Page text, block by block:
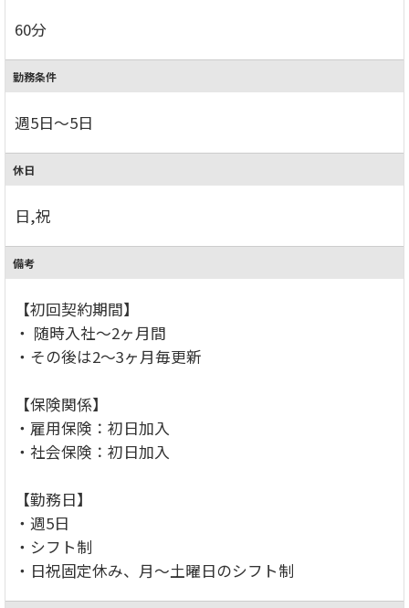
60分
勤務条件
週5日～5日
休日
日,祝
備考
【初回契約期間】
・ 随時入社～2ヶ月間
・その後は2～3ヶ月毎更新
【保険関係】
・雇用保険：初日加入
・社会保険：初日加入
【勤務日】
・週5日
・シフト制
・日祝固定休み、月～土曜日のシフト制